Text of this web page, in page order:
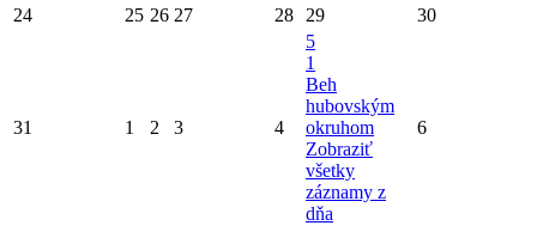
24 25 26 27 28 29 30
31 1 2 3 4
5
1
Beh
hubovským
okruhom
Zobraziť
všetky
záznamy z
dňa
6